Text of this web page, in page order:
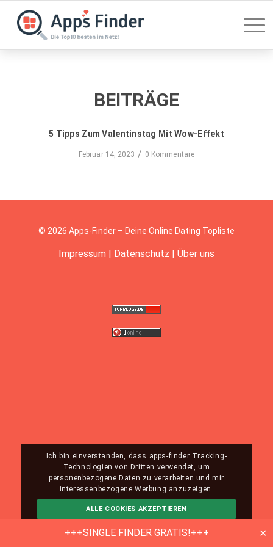
+++SINGLE FINDER GRATIS!+++ ✕
BEITRÄGE
5 Tipps Zum Valentinstag Mit Wow-Effekt
Februar 14, 2023 / 0 Kommentare
© 2026 Apps-Finder – Deine Online Dating Topliste
Impressum | Datenschutz | Über uns
Ich bin einverstanden, dass apps-finder Tracking-
Technologien von Dritten verwendet, um
personenbezogene Daten zu verarbeiten und mir
interessenbezogene Werbung anzuzeigen.
ALLE COOKIES AKZEPTIEREN
ABLEHNEN MEHR INFO